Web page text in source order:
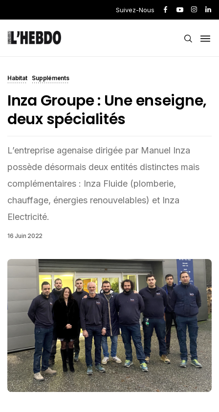
Suivez-Nous
Habitat Suppléments
Inza Groupe : Une enseigne,
deux spécialités
L’entreprise agenaise dirigée par Manuel Inza
possède désormais deux entités distinctes mais
complémentaires : Inza Fluide (plomberie,
chauffage, énergies renouvelables) et Inza
Electricité.
16 Juin 2022